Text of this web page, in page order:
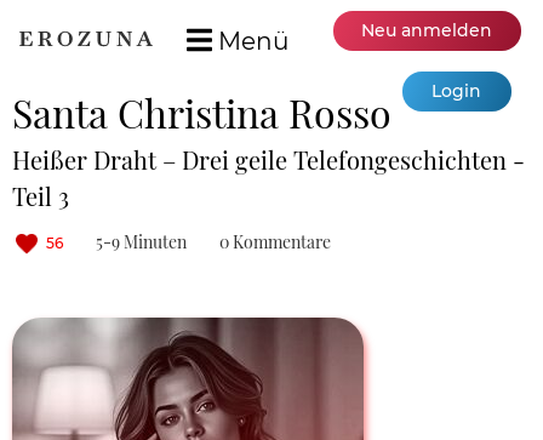
Menü Neu anmelden
Login
Santa Christina Rosso
Heißer Draht – Drei geile Telefongeschichten -
Teil 3
56 5-9 Minuten 0 Kommentare